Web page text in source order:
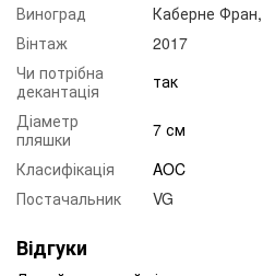
Виноград
Каберне Фран,
Вінтаж
2017
Чи потрібна
декантація
так
Діаметр
пляшки
7 см
Класифікація
AOC
Постачальник
VG
Відгуки